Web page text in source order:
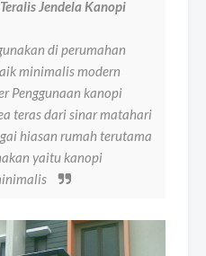
Jendela Kanopi
di perumahan
minimalis modern
Penggunaan kanopi
teras dari sinar matahari
hiasan rumah terutama
yaitu kanopi